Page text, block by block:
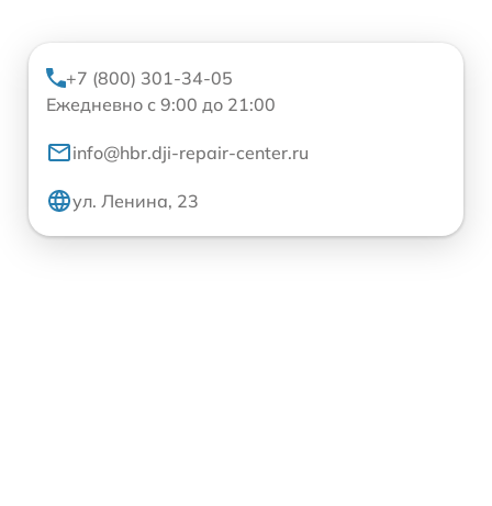
+7 (800) 301-34-05
Ежедневно с 9:00 до 21:00
info@hbr.dji-repair-center.ru
ул. Ленина, 23